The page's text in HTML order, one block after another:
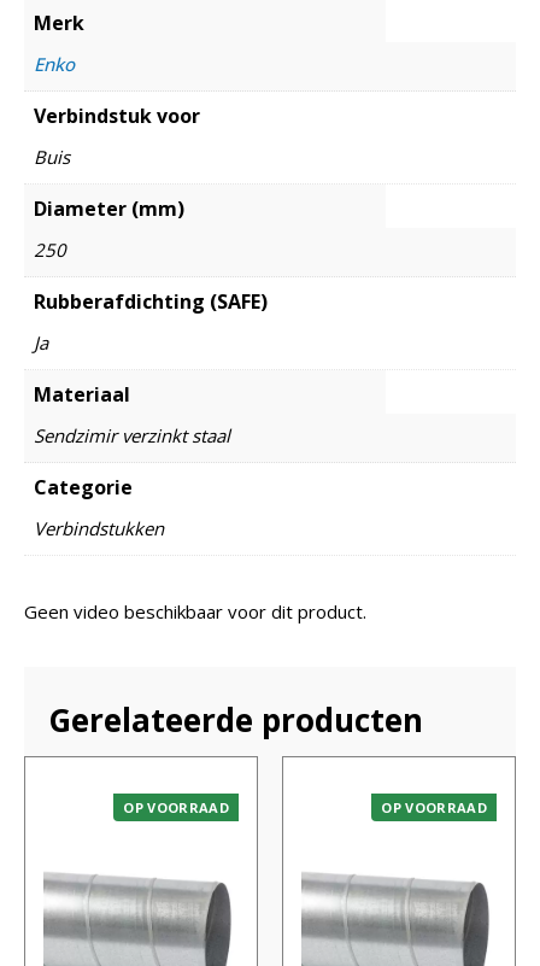
Merk
Enko
Verbindstuk voor
Buis
Diameter (mm)
250
Rubberafdichting (SAFE)
Ja
Materiaal
Sendzimir verzinkt staal
Categorie
Verbindstukken
Geen video beschikbaar voor dit product.
Gerelateerde producten
OP VOORRAAD OP VOORRAAD